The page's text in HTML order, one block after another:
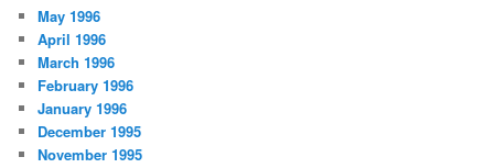
May 1996
April 1996
March 1996
February 1996
January 1996
December 1995
November 1995